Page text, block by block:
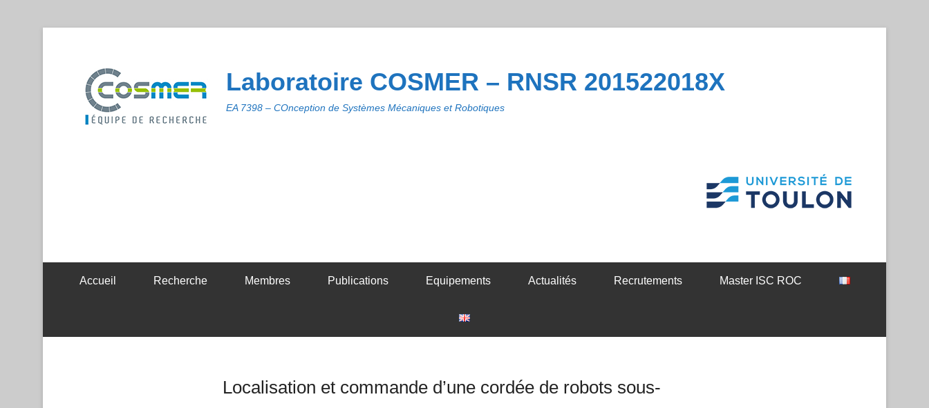
Laboratoire COSMER – RNSR 201522018X
EA 7398 – COnception de Systèmes Mécaniques et Robotiques
Accueil Recherche Membres Publications Equipements Actualités Recrutements Master ISC ROC
Localisation et commande d’une cordée de robots sous-